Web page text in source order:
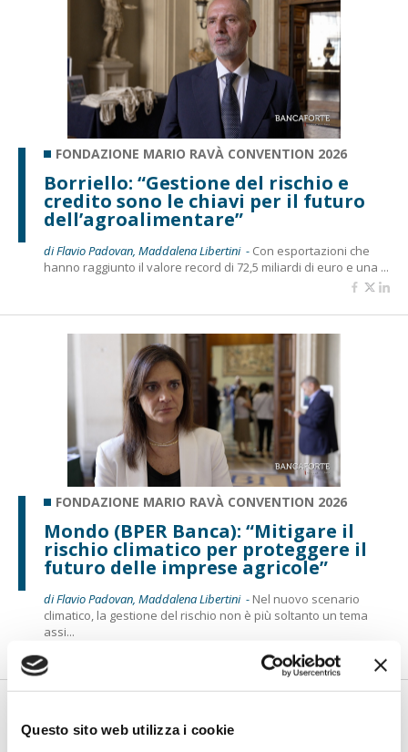
Questo sito web utilizza i cookie
FONDAZIONE MARIO RAVÀ CONVENTION 2026
Borriello: “Gestione del rischio e
credito sono le chiavi per il futuro
dell’agroalimentare”
di Flavio Padovan, Maddalena Libertini - Con esportazioni che
hanno raggiunto il valore record di 72,5 miliardi di euro e una ...
FONDAZIONE MARIO RAVÀ CONVENTION 2026
Mondo (BPER Banca): “Mitigare il
rischio climatico per proteggere il
futuro delle imprese agricole”
di Flavio Padovan, Maddalena Libertini - Nel nuovo scenario
climatico, la gestione del rischio non è più soltanto un tema
assi...